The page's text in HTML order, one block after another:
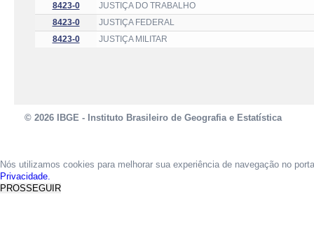
8423-0
JUSTIÇA DO TRABALHO
8423-0
JUSTIÇA FEDERAL
8423-0
JUSTIÇA MILITAR
© 2026 IBGE - Instituto Brasileiro de Geografia e Estatística
Nós utilizamos cookies para melhorar sua experiência de navegação no
Privacidade.
PROSSEGUIR